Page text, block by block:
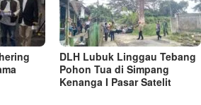
DLH Lubuk Linggau Tebang
Pohon Tua di Simpang
Kenanga I Pasar Satelit